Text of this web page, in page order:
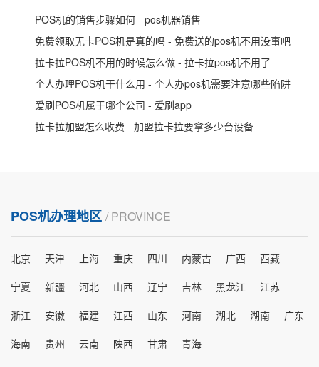
POS机的销售步骤如何 - pos机器销售
免费领取无卡POS机是真的吗 - 免费送的pos机不用没事吧
拉卡拉POS机不用的时候怎么做 - 拉卡拉pos机不用了
个人办理POS机干什么用 - 个人办pos机需要注意哪些陷阱
爱刷POS机属于哪个公司 - 爱刷app
拉卡拉加盟怎么收费 - 加盟拉卡拉要拿多少台设备
POS机办理地区 / PROVINCE
北京 天津 上海 重庆 四川 内蒙古 广西
西藏
宁夏
新疆 河北 山西 辽宁 吉林 黑龙江
江苏
浙江
安徽 福建 江西 山东 河南 湖北 湖南
广东
海南
贵州 云南 陕西 甘肃 青海